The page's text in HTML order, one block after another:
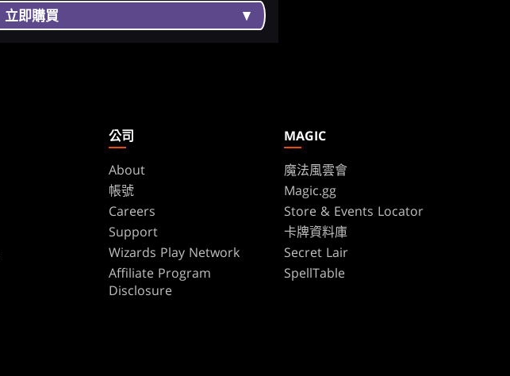
立即購買
公司
About
帳號
Careers
Support
Wizards Play Network
Affiliate Program
Disclosure
MAGIC
魔法風雲會
Magic.gg
Store & Events Locator
卡牌資料庫
Secret Lair
SpellTable